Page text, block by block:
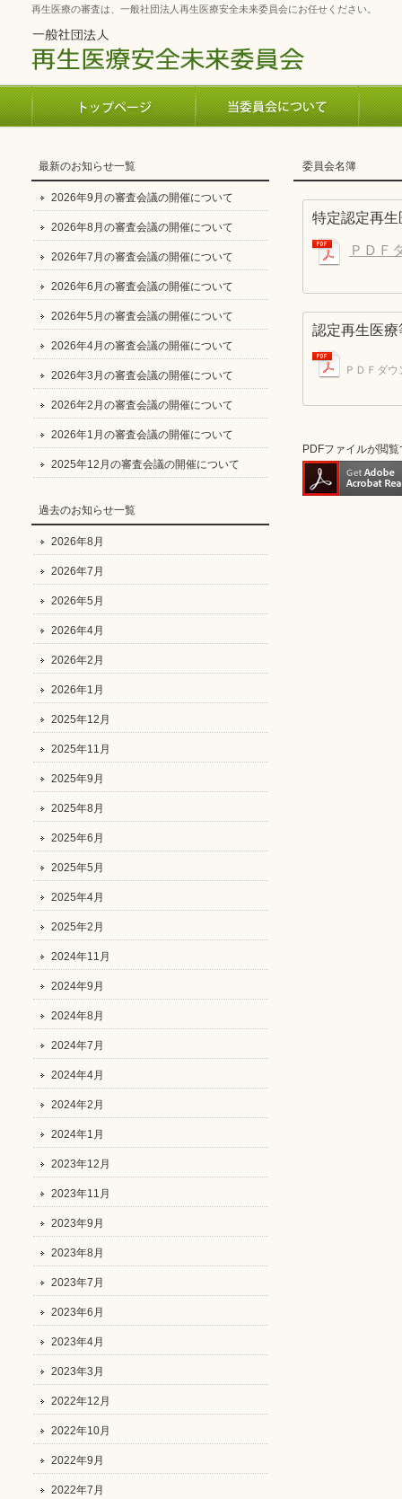
再生医療の審査は、一般社団法人再生医療安全未来委員会にお任せください。
委員会名簿
特定認定再
ＰＤＦ
認定再生医
ＰＤＦダ
PDFファイルが閲
最新のお知らせ一覧
2026年9月の審査会議の開催について
2026年8月の審査会議の開催について
2026年7月の審査会議の開催について
2026年6月の審査会議の開催について
2026年5月の審査会議の開催について
2026年4月の審査会議の開催について
2026年3月の審査会議の開催について
2026年2月の審査会議の開催について
2026年1月の審査会議の開催について
2025年12月の審査会議の開催について
過去のお知らせ一覧
2026年8月
2026年7月
2026年5月
2026年4月
2026年2月
2026年1月
2025年12月
2025年11月
2025年9月
2025年8月
2025年6月
2025年5月
2025年4月
2025年2月
2024年11月
2024年9月
2024年8月
2024年7月
2024年4月
2024年2月
2024年1月
2023年12月
2023年11月
2023年9月
2023年8月
2023年7月
2023年6月
2023年4月
2023年3月
2022年12月
2022年10月
2022年9月
2022年7月